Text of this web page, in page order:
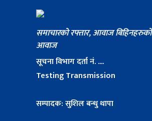
समाचारको रफ्तार, आवाज बिहिनहरुको
आवाज
सूचना विभाग दर्ता नं. ....
Testing Transmission
सम्पादक: सुशिल बन्धु थापा